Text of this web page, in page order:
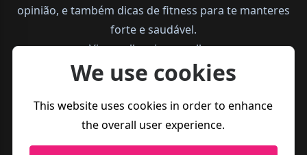
opinião, e também dicas de fitness para te manteres
forte e saudável.
Vive melhor, joga melhor.
We use cookies
This website uses cookies in order to enhance
the overall user experience.